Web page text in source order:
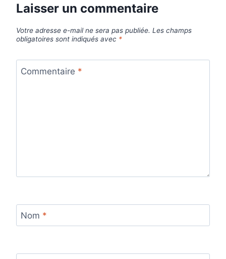
Laisser un commentaire
Votre adresse e-mail ne sera pas publiée. Les champs
obligatoires sont indiqués avec *
Commentaire *
Nom *